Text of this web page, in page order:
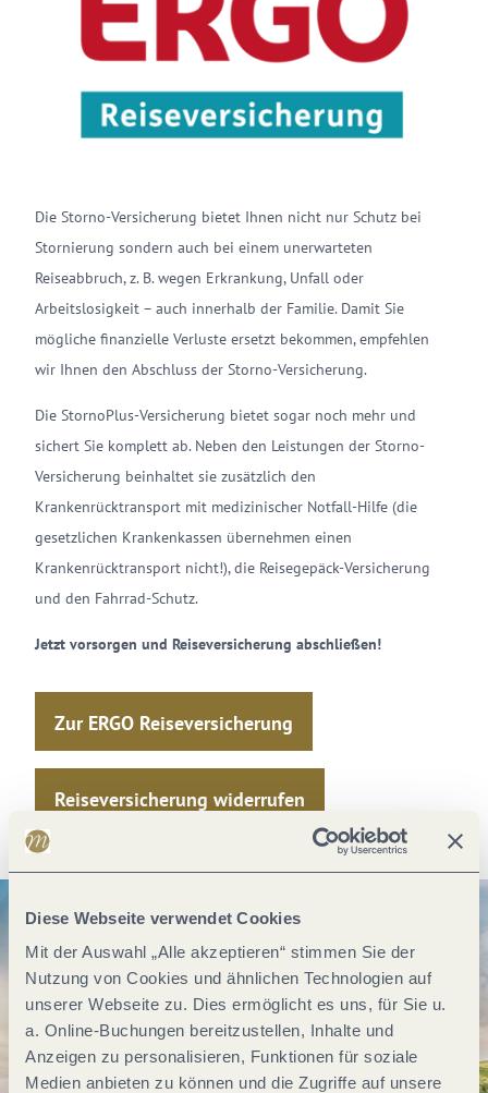
Diese Webseite verwendet Cookies
Mit der Auswahl „Alle akzeptieren“ stimmen Sie der
Nutzung von Cookies und ähnlichen Technologien auf
unserer Webseite zu. Dies ermöglicht es uns, für Sie u.
a. Online-Buchungen bereitzustellen, Inhalte und
Anzeigen zu personalisieren, Funktionen für soziale
Medien anbieten zu können und die Zugriffe auf unsere
Die Storno-Versicherung bietet Ihnen nicht nur Schutz bei
Stornierung sondern auch bei einem unerwarteten
Reiseabbruch, z. B. wegen Erkrankung, Unfall oder
Arbeitslosigkeit – auch innerhalb der Familie. Damit Sie
mögliche finanzielle Verluste ersetzt bekommen, empfehlen
wir Ihnen den Abschluss der Storno-Versicherung.
Die StornoPlus-Versicherung bietet sogar noch mehr und
sichert Sie komplett ab. Neben den Leistungen der Storno-
Versicherung beinhaltet sie zusätzlich den
Krankenrücktransport mit medizinischer Notfall-Hilfe (die
gesetzlichen Krankenkassen übernehmen einen
Krankenrücktransport nicht!), die Reisegepäck-Versicherung
und den Fahrrad-Schutz.
Jetzt vorsorgen und Reiseversicherung abschließen!
Zur ERGO Reiseversicherung
Reiseversicherung widerrufen